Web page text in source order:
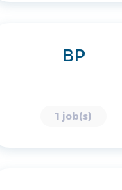
BP
1 job(s)